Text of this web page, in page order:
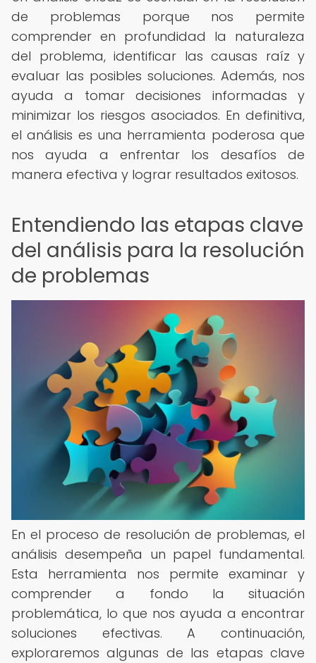
de problemas porque nos permite
comprender en profundidad la naturaleza
del problema, identificar las causas raíz y
evaluar las posibles soluciones. Además, nos
ayuda a tomar decisiones informadas y
minimizar los riesgos asociados. En definitiva,
el análisis es una herramienta poderosa que
nos ayuda a enfrentar los desafíos de
manera efectiva y lograr resultados exitosos.
Entendiendo las etapas clave
del análisis para la resolución
de problemas
En el proceso de resolución de problemas, el
análisis desempeña un papel fundamental.
Esta herramienta nos permite examinar y
comprender a fondo la situación
problemática, lo que nos ayuda a encontrar
soluciones efectivas. A continuación,
exploraremos algunas de las etapas clave